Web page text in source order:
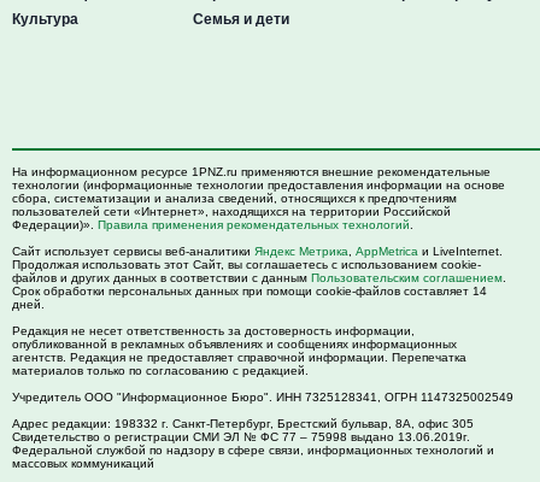
Культура
Семья и дети
На информационном ресурсе 1PNZ.ru применяются внешние рекомендательные
технологии (информационные технологии предоставления информации на основе
сбора, систематизации и анализа сведений, относящихся к предпочтениям
пользователей сети «Интернет», находящихся на территории Российской
Федерации)». Правила применения рекомендательных технологий
Сайт использует сервисы веб-аналитики Яндекс Метрика AppMetrica и LiveInternet.
Продолжая использовать этот Сайт, вы соглашаетесь с использованием cookie-
файлов и других данных в соответствии с данным Пользовательским соглашением
Срок обработки персональных данных при помощи cookie-файлов составляет 14
дней.
Редакция не несет ответственность за достоверность информации,
опубликованной в рекламных объявлениях и сообщениях информационных
агентств. Редакция не предоставляет справочной информации. Перепечатка
материалов только по согласованию с редакцией.
Учредитель ООО "Информационное Бюро". ИНН 7325128341, ОГРН 1147325002549
Адрес редакции: 198332 г. Санкт-Петербург, Брестский бульвар, 8А, офис 305
Свидетельство о регистрации СМИ ЭЛ № ФС 77 – 75998 выдано 13.06.2019г.
Федеральной службой по надзору в сфере связи, информационных технологий и
массовых коммуникаций